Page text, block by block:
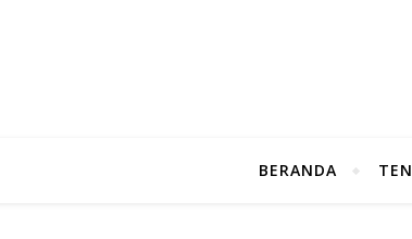
BERANDA